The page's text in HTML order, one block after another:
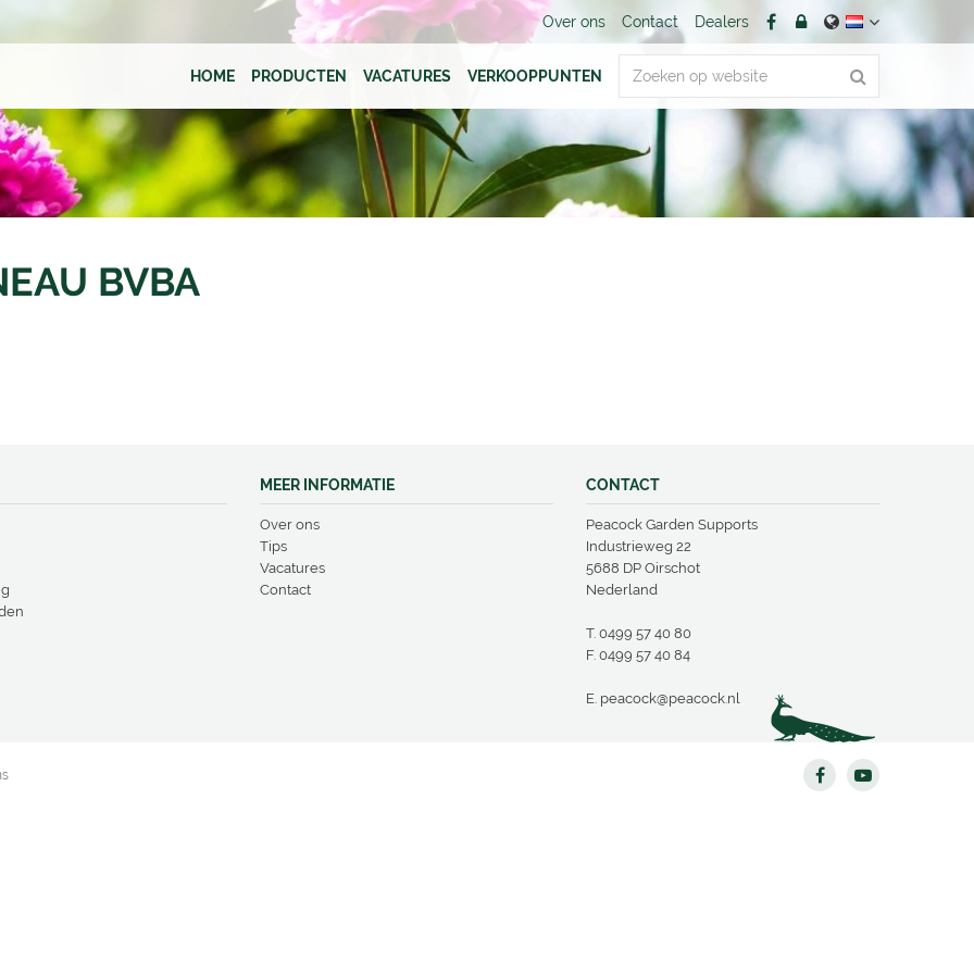
Over ons Contact Dealers
HOME PRODUCTEN VACATURES VERKOOPPUNTEN
BVBA
MEER INFORMATIE
Over ons
Tips
Vacatures
Contact
CONTACT
Peacock Garden Supports
Industrieweg 22
5688 DP Oirschot
Nederland
T. 0499 57 40 80
F. 0499 57 40 84
E. peacock@peacock.nl